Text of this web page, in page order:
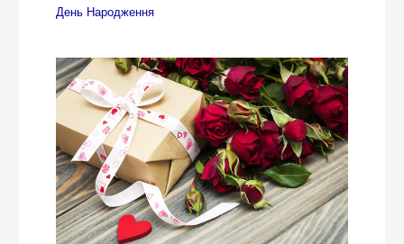
День Народження